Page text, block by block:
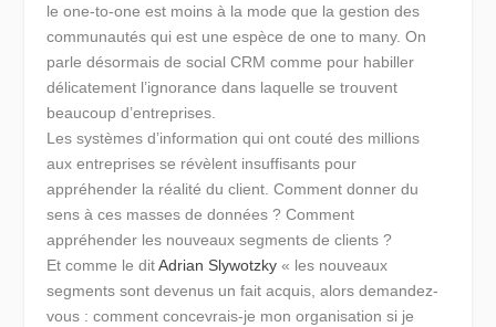
le one-to-one est moins à la mode que la gestion des
communautés qui est une espèce de one to many. On
parle désormais de social CRM comme pour habiller
délicatement l’ignorance dans laquelle se trouvent
beaucoup d’entreprises.
Les systèmes d’information qui ont couté des millions
aux entreprises se révèlent insuffisants pour
appréhender la réalité du client. Comment donner du
sens à ces masses de données ? Comment
appréhender les nouveaux segments de clients ?
Et comme le ditAdrian Slywotzky « les nouveaux
segments sont devenus un fait acquis, alors demandez-
vous : comment concevrais-je mon organisation si je